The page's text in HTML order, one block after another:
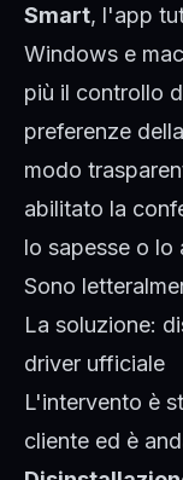
Smart, l'app
Windows e
più il controllo
preferenze
modo
abilitato la
lo sapesse o lo
Sono
La soluzione:
driver ufficiale
L'intervento è
cliente ed è